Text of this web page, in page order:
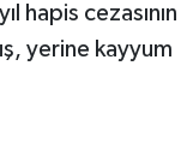
hapis cezasının
yerine kayyum